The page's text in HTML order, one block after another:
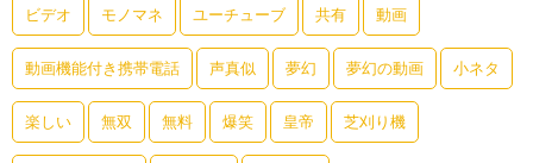
ビデオ モノマネ ユーチューブ 共有 動画
動画機能付き携帯電話 声真似 夢幻 夢幻の動画 小ネタ
楽しい 無双 無料 爆笑 皇帝 芝刈り機